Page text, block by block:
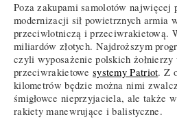
Poza zakupami samolotów najwięcej
modernizacji sił powietrznych armia
przeciwlotniczą i przeciwrakietową.
miliardów złotych. Najdroższym
czyli wyposażenie polskich
przeciwrakietowe systemy Patriot. Z
kilometrów będzie można nimi
śmigłowce nieprzyjaciela, ale także
rakiety manewrujące i balistyczne.